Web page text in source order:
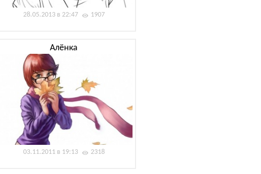
28.05.2013 в 22:47 1907
Алёнка
03.11.2011 в 19:13 2318